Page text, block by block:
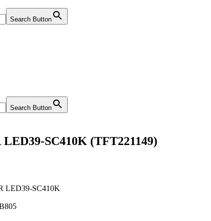
Search Button
Search Button
SC410K (TFT221149)
LED39-SC410K